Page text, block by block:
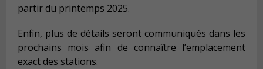
partir du printemps 2025.
Enfin, plus de détails seront communiqués dans les
prochains mois afin de connaître l’emplacement
exact des stations.